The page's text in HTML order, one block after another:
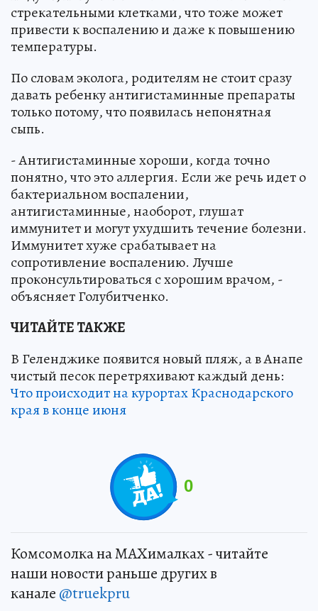
стрекательными клетками, что тоже может
привести к воспалению и даже к повышению
температуры.
По словам эколога, родителям не стоит сразу
давать ребенку антигистаминные препараты
только потому, что появилась непонятная
сыпь.
- Антигистаминные хороши, когда точно
понятно, что это аллергия. Если же речь идет о
бактериальном воспалении,
антигистаминные, наоборот, глушат
иммунитет и могут ухудшить течение болезни.
Иммунитет хуже срабатывает на
сопротивление воспалению. Лучше
проконсультироваться с хорошим врачом, -
объясняет Голубитченко.
ЧИТАЙТЕ ТАКЖЕ
В Геленджике появится новый пляж, а в Анапе
чистый песок перетряхивают каждый день:
Что происходит на курортах Краснодарского
края в конце июня
0
Комсомолка на MAXималках - читайте
наши новости раньше других в
канале @truekpru